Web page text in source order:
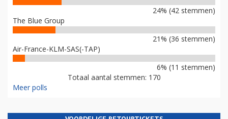
24% (42 stemmen)
The Blue Group
21% (36 stemmen)
Air-France-KLM-SAS(-TAP)
6% (11 stemmen)
Totaal aantal stemmen: 170
Meer polls